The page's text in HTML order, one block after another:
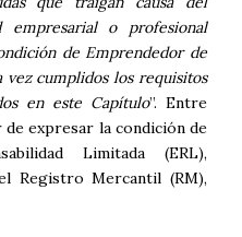
o profesional
de Emprendedor de
vez cumplidos los requisitos
en este Capítulo”. Entre
expresar la condición de
Limitada (ERL),
Registro Mercantil (RM),